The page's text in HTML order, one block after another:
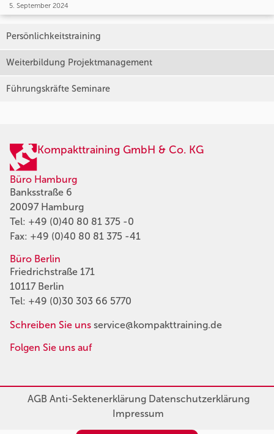
5. September 2024
Persönlichkeitstraining
Weiterbildung Projektmanagement
Führungskräfte Seminare
Kompakttraining GmbH & Co. KG
Büro Hamburg
Banksstraße 6
20097 Hamburg
Tel: +49 (0)40 80 81 375 -0
Fax: +49 (0)40 80 81 375 -41
Büro Berlin
Friedrichstraße 171
10117 Berlin
Tel: +49 (0)30 303 66 5770
Schreiben Sie uns service@kompakttraining.de
Folgen Sie uns auf
AGBAnti-SektenerklärungDatenschutzerklärung
Impressum